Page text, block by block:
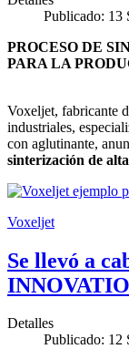
Publicado: 13
PROCESO DE
PARA LA
Voxeljet, fabricante
industriales,
con aglutinante,
sinterización de
Voxeljet
Se llevó a
Detalles
Publicado: 12